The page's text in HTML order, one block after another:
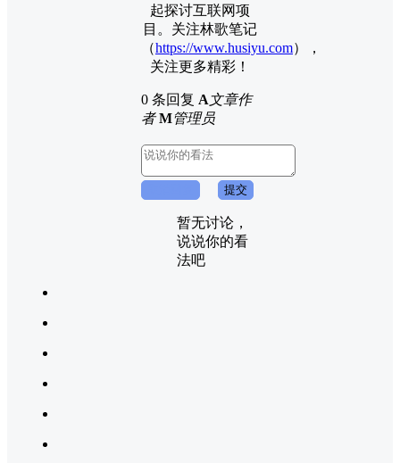
起探讨互联网项
目。关注林歌笔记
（https://www.husiyu.com），
关注更多精彩！
0 条回复 A文章作
者 M管理员
提交
暂无讨论，
说说你的看
法吧